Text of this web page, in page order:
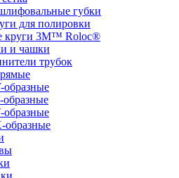
губки
для полировки
круги 3M™ Roloc®
и чашки
трубок
образные
образные